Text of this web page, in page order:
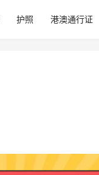
护照 港澳通行证